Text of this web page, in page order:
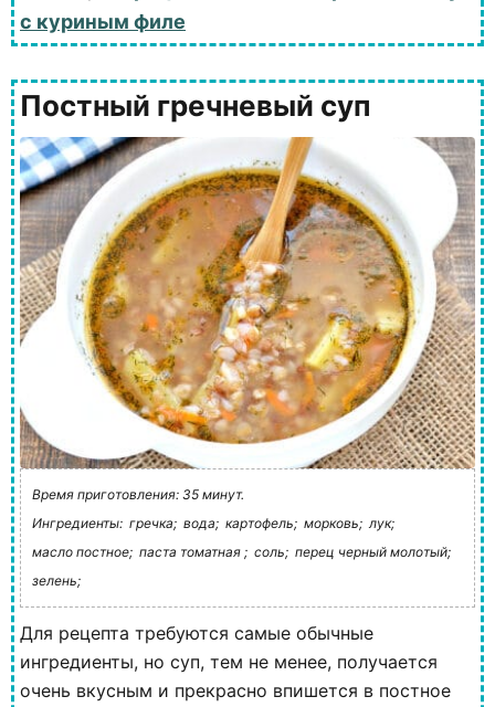
с куриным филе
Постный гречневый суп
Время приготовления: 35 минут.
Ингредиенты: гречка; вода; картофель; морковь; лук;
масло постное; паста томатная ; соль; перец черный молотый;
зелень;
Для рецепта требуются самые обычные
ингредиенты, но суп, тем не менее, получается
очень вкусным и прекрасно впишется в постное